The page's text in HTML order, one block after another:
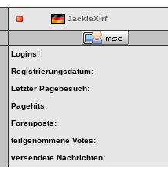
JackieXlrf
Logins:
Registrierungsdatum:
Letzter Pagebesuch:
Pagehits:
Forenposts:
teilgenommene Votes:
versendete Nachrichten: